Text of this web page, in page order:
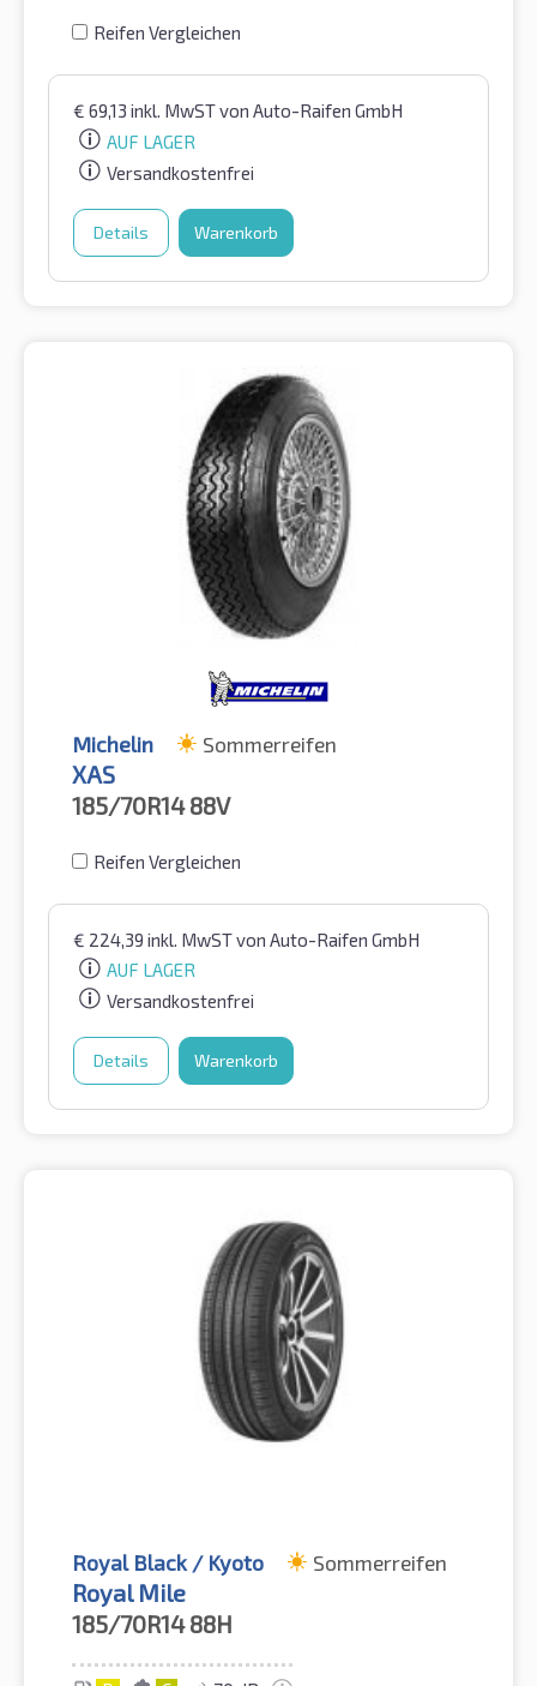
Reifen Vergleichen
€ 69,13 inkl. MwSTvon Auto-Raifen GmbH
AUF LAGER
Versandkostenfrei
Details Warenkorb
Michelin Sommerreifen
XAS
185/70R14 88V
Reifen Vergleichen
€ 224,39 inkl. MwSTvon Auto-Raifen GmbH
AUF LAGER
Versandkostenfrei
Details Warenkorb
Royal Black / Kyoto Sommerreifen
Royal Mile
185/70R14 88H